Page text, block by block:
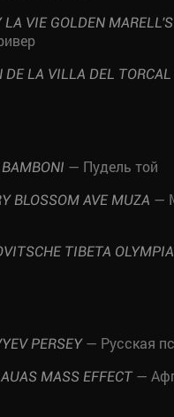
LA VIE GOLDEN MARELL'S
DE LA VILLA DEL TORCAL
— Пудель той
BLOSSOM AVE MUZA —
TIBETA OLYMPIA
PERSEY— Русская
MASS EFFECT —